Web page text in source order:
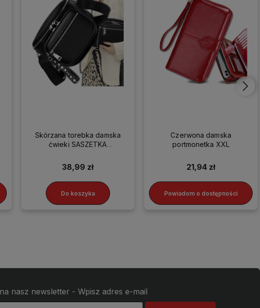
Skórzana torebka damska
ćwieki SASZETKA
38,99 zł
Do koszyka
Czerwona damska
portmonetka XXL
21,94 zł
Powiadom o dostępności
nasz newsletter - Wpisz adres e-mail